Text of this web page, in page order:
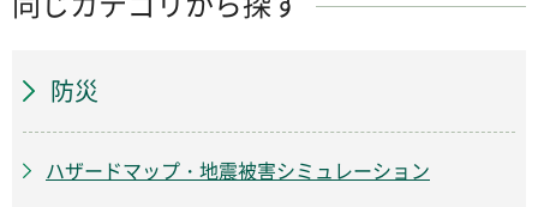
防災
ハザードマップ・地震被害シミュレーション